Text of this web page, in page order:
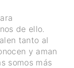
de ello.
tanto al
y aman
somos más